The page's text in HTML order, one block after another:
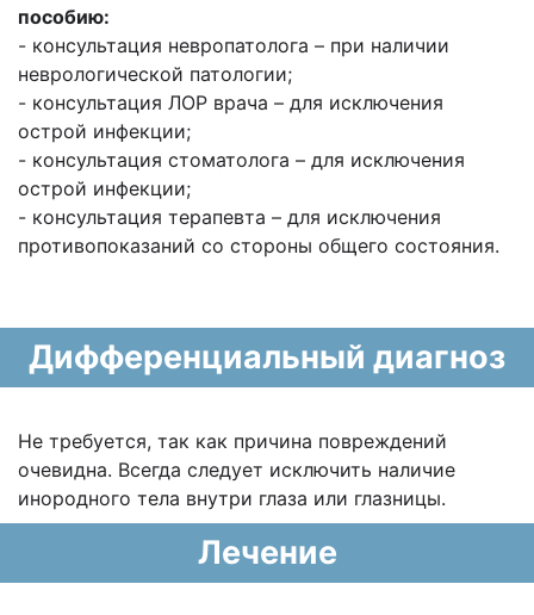
пособию:
- консультация невропатолога – при наличии
неврологической патологии;
- консультация ЛОР врача – для исключения
острой инфекции;
- консультация стоматолога – для исключения
острой инфекции;
- консультация терапевта – для исключения
противопоказаний со стороны общего состояния.
Дифференциальный диагноз
Не требуется, так как причина повреждений
очевидна. Всегда следует исключить наличие
инородного тела внутри глаза или глазницы.
Лечение